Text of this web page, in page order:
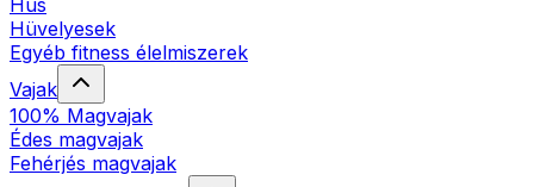
Hús
Hüvelyesek
Egyéb fitness élelmiszerek
Vajak
100% Magvajak
Édes magvajak
Fehérjés magvajak